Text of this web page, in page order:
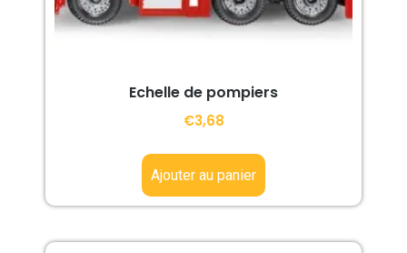
Echelle de pompiers
€3,68
Ajouter au panier